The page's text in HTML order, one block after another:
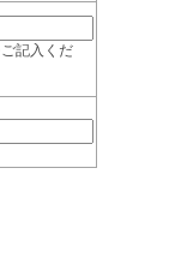
記入くだ